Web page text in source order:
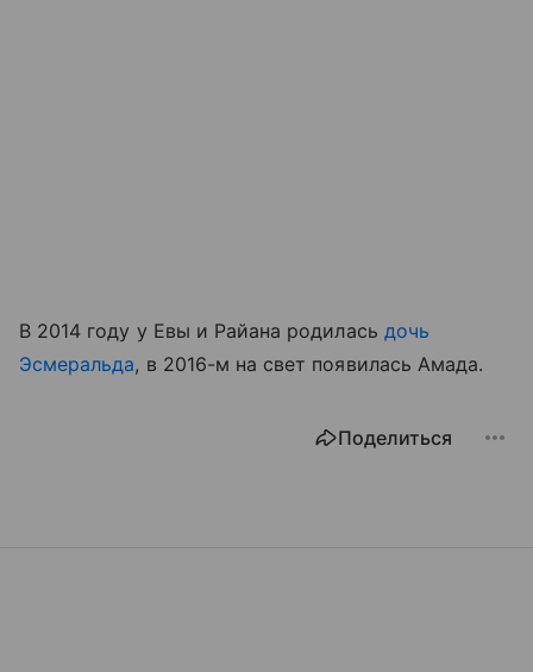
В 2014 году у Евы и Райана родилась дочь
Эсмеральда, в 2016-м на свет появилась Амада.
Поделиться